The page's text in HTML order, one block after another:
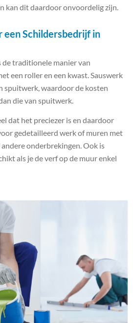
kan dit daardoor onvoordelig zijn.
een Schildersbedrijf in
de traditionele manier van
een roller en een kwast. Sauswerk
spuitwerk, waardoor de kosten
die van spuitwerk.
dat het preciezer is en daardoor
gedetailleerd werk of muren met
onderbrekingen. Ook is
als je de verf op de muur enkel